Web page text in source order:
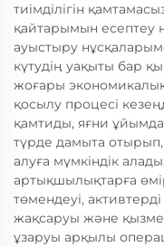
тиімділігін
қайтарымын есептеу
ауыстыру
күтудің уақыты бар
жоғары экономикалық
қосылу процесі
қамтиды, яғни
түрде дамыта
алуға мүмкіндік
артықшылықтарға
төмендеуі,
жақсаруы және
ұзаруы арқылы